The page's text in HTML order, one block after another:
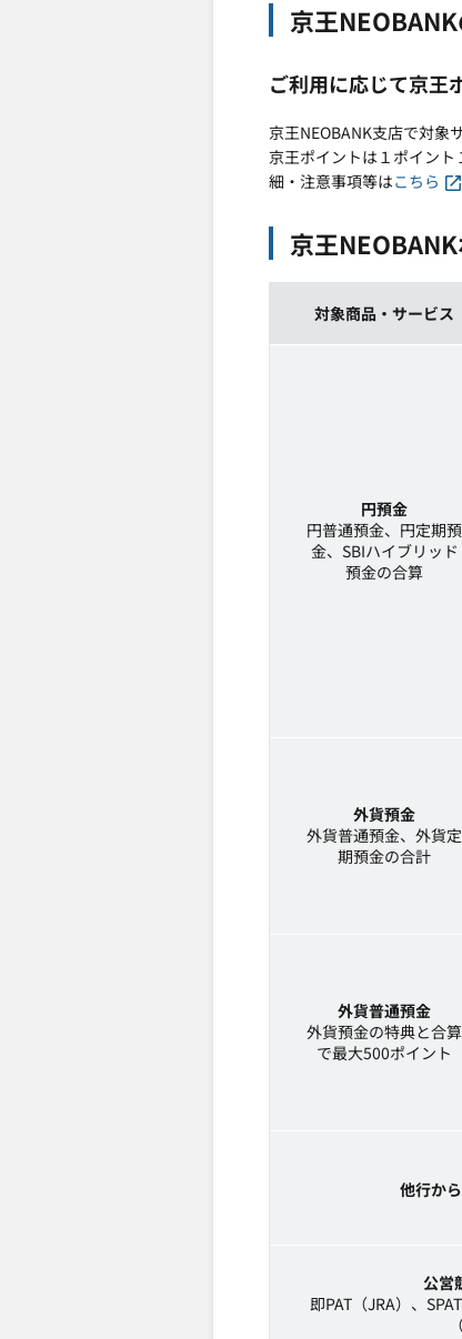
京王
ご利用に応じて京王
京王NEOBANK支店で対象
京王ポイントは１ポイン
細・注意事項等はこちら
京王
対象商品・サービス
円預金
円普通預金、円定期預
金、SBIハイブリッド
預金の合算
外貨預金
外貨普通預金、外貨定
期預金の合計
外貨普通預金
外貨預金の特典と合算
で最大500ポイント
他行か
公営
即PAT（JRA）、